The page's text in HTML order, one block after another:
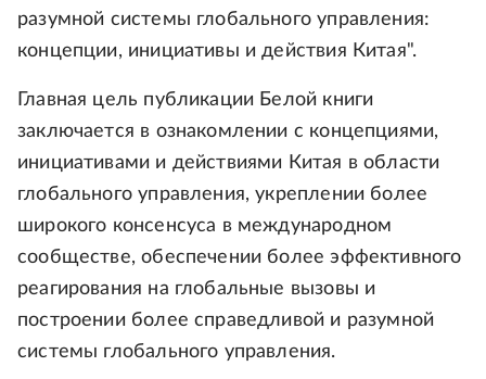
разумной системы глобального управления:
концепции, инициативы и действия Китая".
Главная цель публикации Белой книги
заключается в ознакомлении с концепциями,
инициативами и действиями Китая в области
глобального управления, укреплении более
широкого консенсуса в международном
сообществе, обеспечении более эффективного
реагирования на глобальные вызовы и
построении более справедливой и разумной
системы глобального управления.